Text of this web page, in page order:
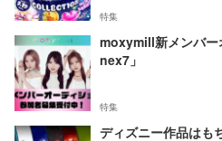
特集
moxymill新メンバ
nex7」
特集
ディズニー作品はも